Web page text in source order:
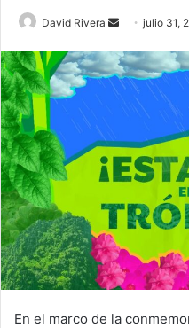
David Rivera
Send
email
julio 31,
En el marco de la